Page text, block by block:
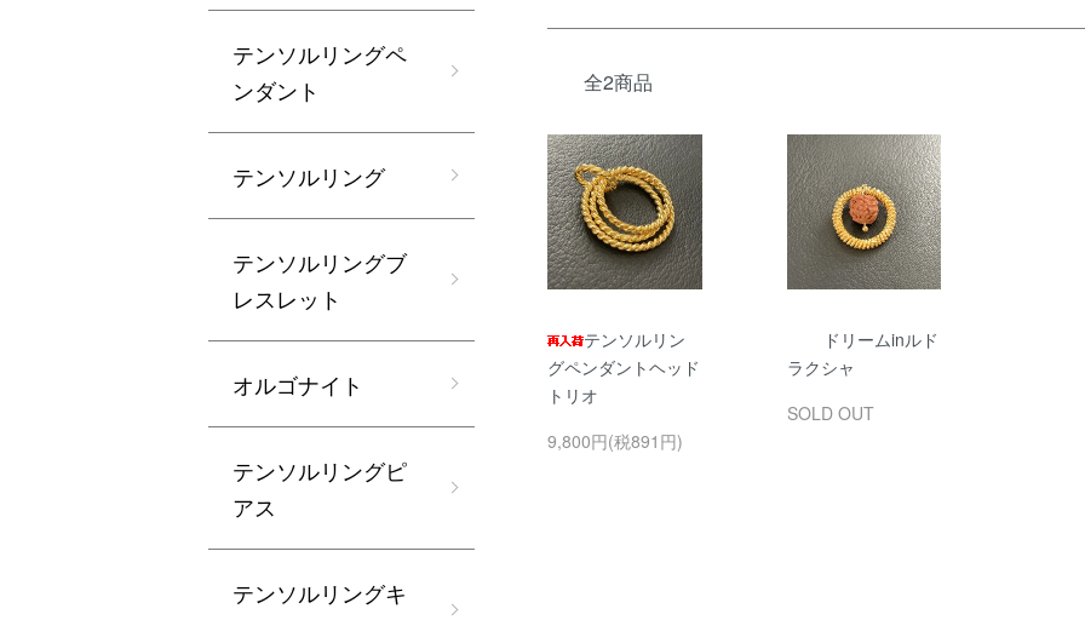
全2商品
テンソルリン
グペンダントヘッド
トリオ
9,800円(税891円)
ドリームinルド
ラクシャ
SOLD OUT
テンソルリングペ
ンダント
テンソルリング
テンソルリングブ
レスレット
オルゴナイト
テンソルリングピ
アス
テンソルリングキ